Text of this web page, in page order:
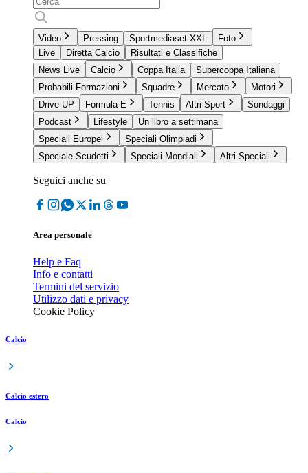
Video Pressing Sportmediaset XXL
Foto
Live
Diretta Calcio
Risultati e Classifiche
News Live
Calcio Coppa Italia
Supercoppa Italiana
Probabili Formazioni
Squadre Mercato
Motori
Drive UP
Formula E Tennis Altri Sport
Sondaggi
Podcast
Lifestyle
Un libro a settimana
Speciali Europei
Speciali Olimpiadi
Speciale Scudetti
Speciali Mondiali Altri Speciali
Seguici anche su
Area personale
Help e Faq
Info e contatti
Termini del servizio
Utilizzo dati e privacy
Cookie Policy
Calcio
Calcio estero
Calcio